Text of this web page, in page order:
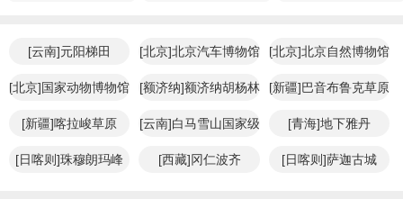
[云南]元阳梯田 [北京]北京汽车博物馆 [北京]北京自然博物馆
[北京]国家动物博物馆 [额济纳]额济纳胡杨林 [新疆]巴音布鲁克草原
[新疆]喀拉峻草原
[云南]白马雪山国家级
自然保护
[青海]地下雅丹
[日喀则]珠穆朗玛峰 [西藏]冈仁波齐 [日喀则]萨迦古城